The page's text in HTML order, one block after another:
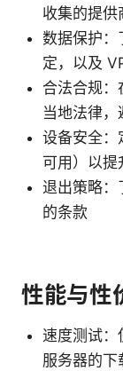
收集的提供
数据保护：
定，以及
合法合规
当地法律，
设备安全：
可用）以提
退出策略：
的条款
性能与性
速度测试：
服务器的